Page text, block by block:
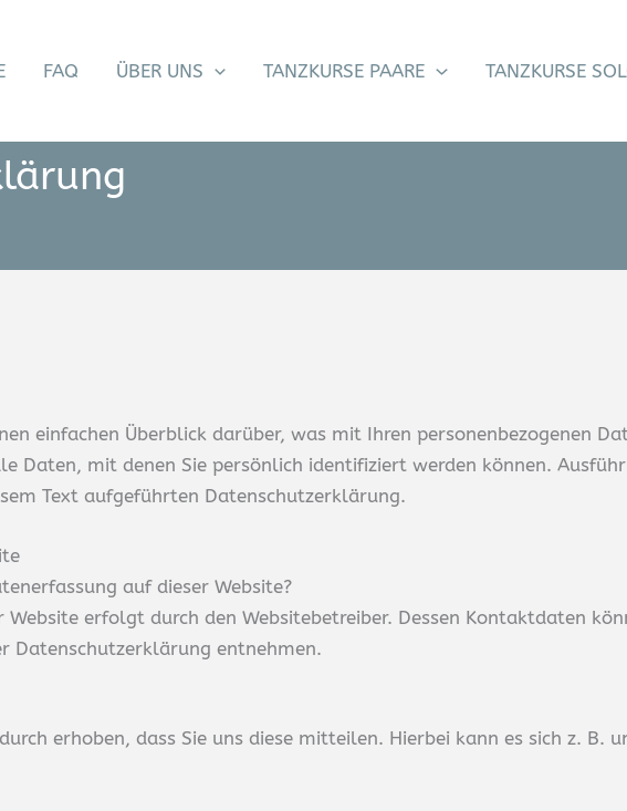
FAQ ÜBER UNS TANZKURSE PAARE TANZKURSE
einfachen Überblick darüber, was mit Ihren personenbezogenen
Daten, mit denen Sie persönlich identifiziert werden können.
Text aufgeführten Datenschutzerklärung.
auf dieser Website?
erfolgt durch den Websitebetreiber. Dessen Kontaktdaten
Datenschutzerklärung entnehmen.
erhoben, dass Sie uns diese mitteilen. Hierbei kann es sich z. B.